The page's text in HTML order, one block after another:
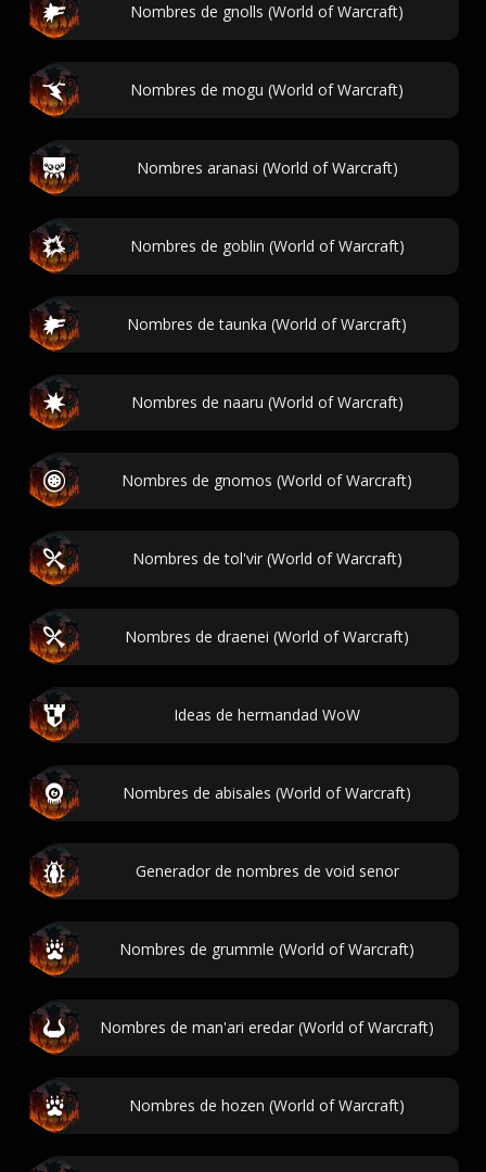
Nombres de gnolls (World of Warcraft)
Nombres de mogu (World of Warcraft)
Nombres aranasi (World of Warcraft)
Nombres de goblin (World of Warcraft)
Nombres de taunka (World of Warcraft)
Nombres de naaru (World of Warcraft)
Nombres de gnomos (World of Warcraft)
Nombres de tol'vir (World of Warcraft)
Nombres de draenei (World of Warcraft)
Ideas de hermandad WoW
Nombres de abisales (World of Warcraft)
Generador de nombres de void senor
Nombres de grummle (World of Warcraft)
Nombres de man'ari eredar (World of Warcraft)
Nombres de hozen (World of Warcraft)